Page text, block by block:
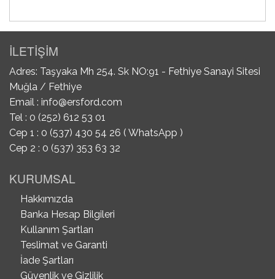
İLETİŞİM
Adres: Taşyaka Mh 254. Sk NO:91 - Fethiye Sanayi Sitesi
Muğla / Fethiye
Email : info@ersford.com
Tel : 0 (252) 612 53 01
Cep 1 : 0 (537) 430 54 26 ( WhatsApp )
Cep 2 : 0 (537) 353 63 32
KURUMSAL
Hakkımızda
Banka Hesap Bilgileri
Kullanım Şartları
Teslimat ve Garanti
İade Şartları
Güvenlik ve Gizlilik